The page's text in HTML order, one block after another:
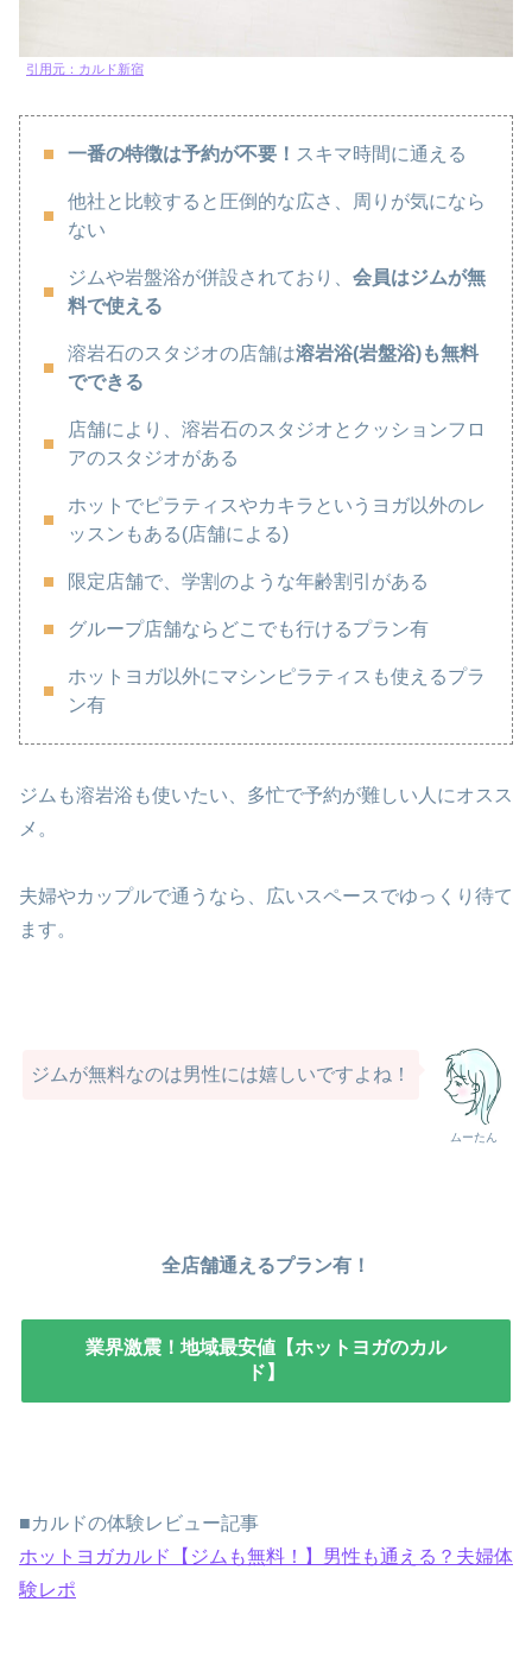
引用元：カルド新宿
一番の特徴は予約が不要！ スキマ時間に通える
他社と比較すると圧倒的な広さ、周りが気になら
ない
ジムや岩盤浴が併設されており、 会員はジムが無
料で使える
溶岩石のスタジオの店舗は溶岩浴(岩盤浴)も無料
でできる
店舗により、溶岩石のスタジオとクッションフロ
アのスタジオがある
ホットでピラティスやカキラというヨガ以外のレ
ッスンもある(店舗による)
限定店舗で、学割のような年齢割引がある
グループ店舗ならどこでも行けるプラン有
ホットヨガ以外にマシンピラティスも使えるプラ
ン有
ジムも溶岩浴も使いたい、多忙で予約が難しい人にオスス
メ。
夫婦やカップルで通うなら、広いスペースでゆっくり待て
ます。
ムーたん
ジムが無料なのは男性には嬉しいですよね！
全店舗通えるプラン有！
業界激震！地域最安値【ホットヨガのカル
ド】
■カルドの体験レビュー記事
ホットヨガカルド【ジムも無料！】男性も通える？夫婦体
験レポ